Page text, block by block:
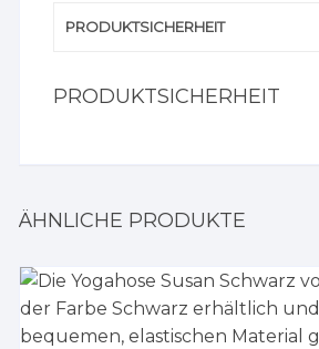
PRODUKTSICHERHEIT
PRODUKTSICHERHEIT
ÄHNLICHE PRODUKTE